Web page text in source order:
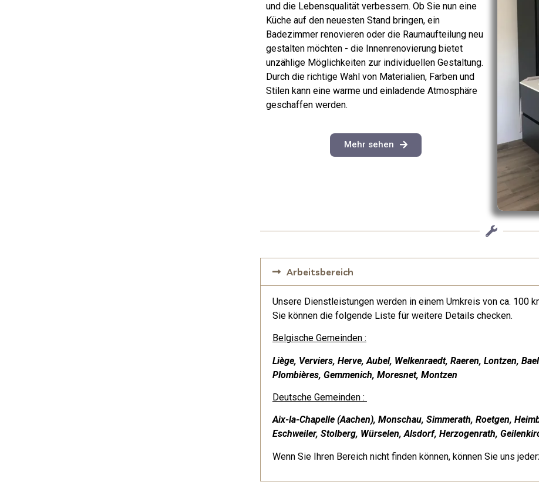
und die Lebensqualität verbessern. Ob Sie nun eine
Küche auf den neuesten Stand bringen, ein
Badezimmer renovieren oder die Raumaufteilung neu
gestalten möchten - die Innenrenovierung bietet
unzählige Möglichkeiten zur individuellen Gestaltung.
Durch die richtige Wahl von Materialien, Farben und
Stilen kann eine warme und einladende Atmosphäre
geschaffen werden.
Mehr sehen
Arbeitsbereich
Unsere Dienstleistungen werden in einem Umkreis von ca. 100
Sie können die folgende Liste für weitere Details checken.
Belgische Gemeinden :
Liège, Verviers, Herve, Aubel, Welkenraedt, Raeren, Lontzen,
Plombières, Gemmenich, Moresnet, Montzen
Deutsche Gemeinden :
Aix-la-Chapelle (Aachen), Monschau, Simmerath, Roetgen,
Eschweiler, Stolberg, Würselen, Alsdorf, Herzogenrath,
Wenn Sie Ihren Bereich nicht finden können, können Sie uns